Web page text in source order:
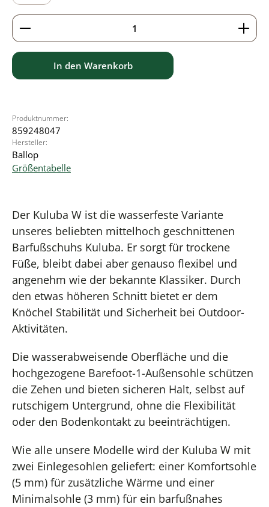
Produkt Anzahl: Gib den gewünschten Wert ein
In den Warenkorb
Produktnummer:
859248047
Hersteller:
Ballop
Größentabelle
Der Kuluba W ist die wasserfeste Variante
unseres beliebten mittelhoch geschnittenen
Barfußschuhs Kuluba. Er sorgt für trockene
Füße, bleibt dabei aber genauso flexibel und
angenehm wie der bekannte Klassiker. Durch
den etwas höheren Schnitt bietet er dem
Knöchel Stabilität und Sicherheit bei Outdoor-
Aktivitäten.
Die wasserabweisende Oberfläche und die
hochgezogene Barefoot-1-Außensohle schützen
die Zehen und bieten sicheren Halt, selbst auf
rutschigem Untergrund, ohne die Flexibilität
oder den Bodenkontakt zu beeinträchtigen.
Wie alle unsere Modelle wird der Kuluba W mit
zwei Einlegesohlen geliefert: einer Komfortsohle
(5 mm) für zusätzliche Wärme und einer
Minimalsohle (3 mm) für ein barfußnahes